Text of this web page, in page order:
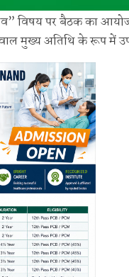
विषय पर बैठक का
मुख्य अतिथि के रूप में